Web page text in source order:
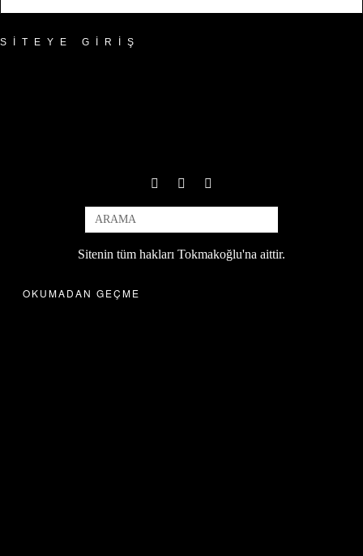
SITEYE GIRIŞ
Sitenin tüm hakları Tokmakoğlu'na aittir.
OKUMADAN GEÇME